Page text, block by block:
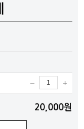
20,000원